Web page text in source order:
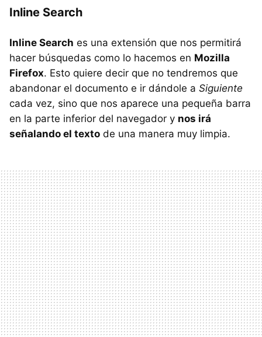
Inline Search
Inline Search es una extensión que nos permitirá
hacer búsquedas como lo hacemos en Mozilla
Firefox. Esto quiere decir que no tendremos que
abandonar el documento e ir dándole a Siguiente
cada vez, sino que nos aparece una pequeña barra
en la parte inferior del navegador y nos irá
señalando el texto de una manera muy limpia.